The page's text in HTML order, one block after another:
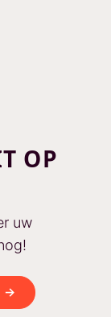
OP
uw
→